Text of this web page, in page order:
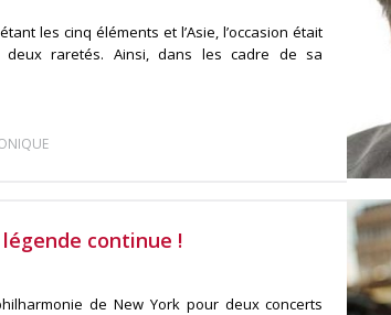
les cinq éléments et l’Asie, l’occasion était
raretés. Ainsi, dans les cadre de sa
continue !
de New York pour deux concerts